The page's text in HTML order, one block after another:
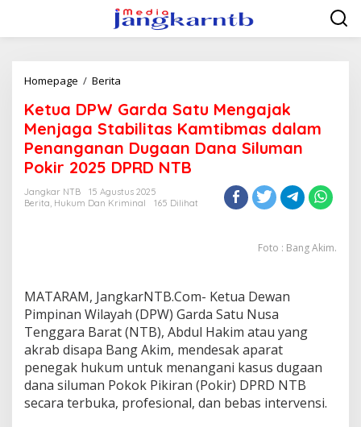
konten
Homepage / Berita
Garda
Satu
Mengajak
Menjaga
Stabilitas
dalam
Penanganan
DPRD
NTB
Ketua DPW Garda Satu Mengajak
Menjaga Stabilitas Kamtibmas dalam
Penanganan Dugaan Dana Siluman
Pokir 2025 DPRD NTB
Jangkar NTB
15 Agustus 2025
Berita, Hukum Dan Kriminal 165 Dilihat
Foto : Bang Akim.
MATARAM, JangkarNTB.Com- Ketua Dewan
Pimpinan Wilayah (DPW) Garda Satu Nusa
Tenggara Barat (NTB), Abdul Hakim atau yang
akrab disapa Bang Akim, mendesak aparat
penegak hukum untuk menangani kasus dugaan
dana siluman Pokok Pikiran (Pokir) DPRD NTB
secara terbuka, profesional, dan bebas intervensi.